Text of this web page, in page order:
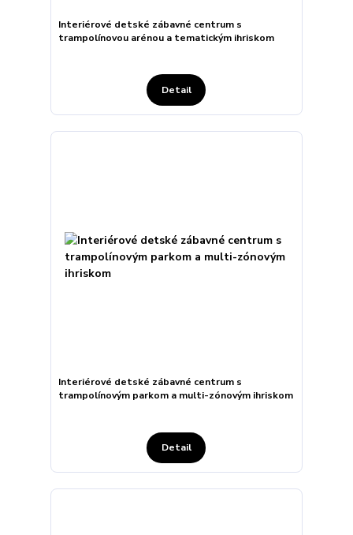
Interiérové detské zábavné centrum s
trampolínovou arénou a tematickým ihriskom
Detail
Interiérové detské zábavné centrum s
trampolínovým parkom a multi-zónovým ihriskom
Detail